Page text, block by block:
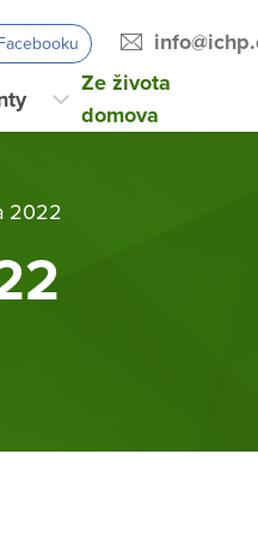
Ze života
domova
2022